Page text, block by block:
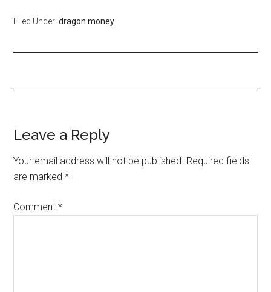
Filed Under:dragon money
Leave a Reply
Your email address will not be published. Required fields
are marked*
Comment*